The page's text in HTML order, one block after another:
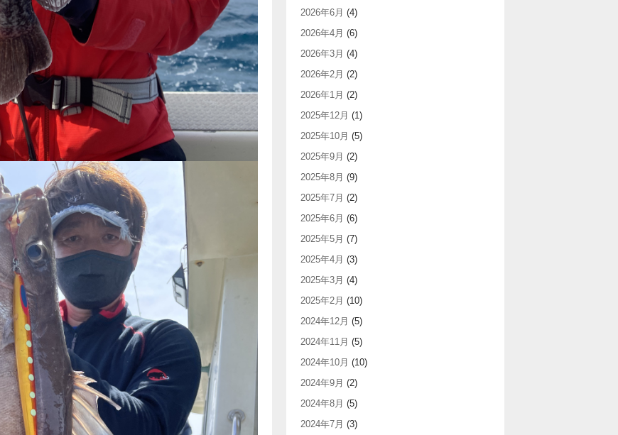
2026年6月 (4)
2026年4月 (6)
2026年3月 (4)
2026年2月 (2)
2026年1月 (2)
2025年12月 (1)
2025年10月 (5)
2025年9月 (2)
2025年8月 (9)
2025年7月 (2)
2025年6月 (6)
2025年5月 (7)
2025年4月 (3)
2025年3月 (4)
2025年2月 (10)
2024年12月 (5)
2024年11月 (5)
2024年10月 (10)
2024年9月 (2)
2024年8月 (5)
2024年7月 (3)